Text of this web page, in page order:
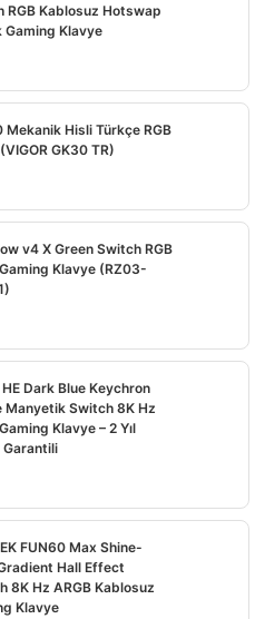
RGB Kablosuz Hotswap
Gaming Klavye
Mekanik Hisli Türkçe RGB
GK30 TR)
v4 X Green Switch RGB
Klavye (RZ03-
Dark Blue Keychron
Switch 8K Hz
Klavye – 2 Yıl
FUN60 Max Shine-
Hall Effect
8K Hz ARGB Kablosuz
Klavye